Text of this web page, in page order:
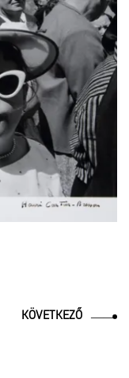
KÖVETKEZŐ